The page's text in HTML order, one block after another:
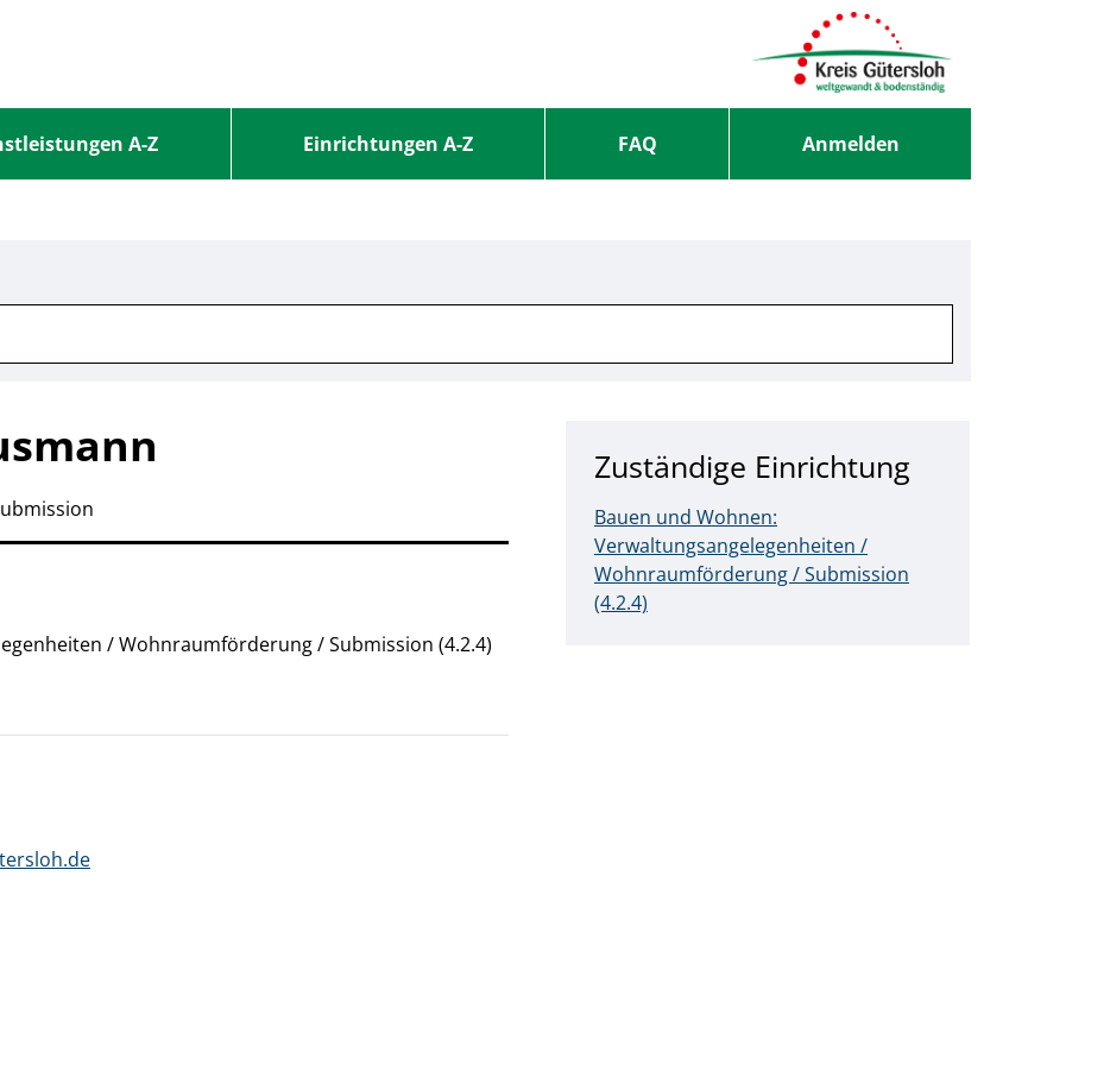
A-Z Einrichtungen A-Z FAQ Anmelden
/ Wohnraumförderung / Submission (4.2.4)
Zuständige Einrichtung
Bauen und Wohnen:
Verwaltungsangelegenheiten /
Wohnraumförderung / Submission
(4.2.4)